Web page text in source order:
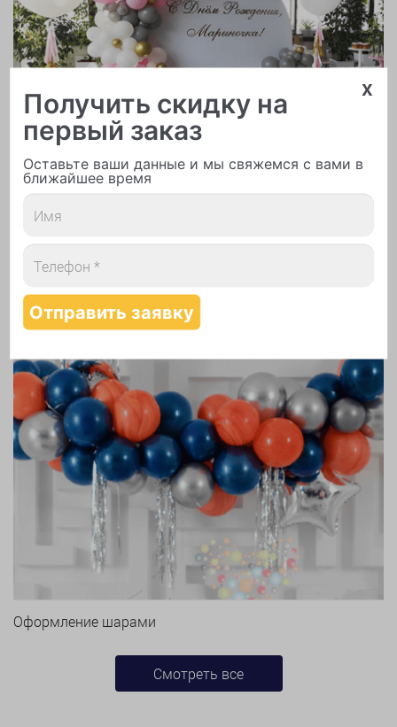
Арки и гирлянды из шаров
Надутие шаров гелием
Оформление шарами
Смотреть все
x
Получить скидку на
первый заказ
Оставьте ваши данные и мы свяжемся с вами в
ближайшее время